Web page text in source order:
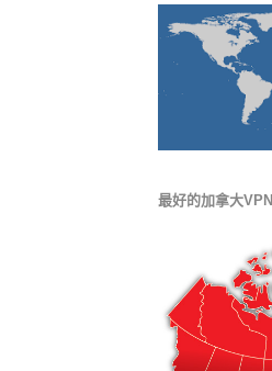
最好的加拿大VPN